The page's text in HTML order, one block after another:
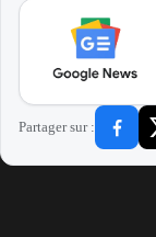
Partager sur :